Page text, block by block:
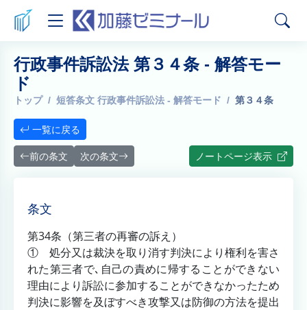
行政事件訴訟法 第３４条 - 解答モー
ド
トップ 短答条文 行政事件訴訟法 - 解答モード 第３４条
一覧に戻る
前の条文 次の条文 ノートページ表示
条文
第34条（第三者の再審の訴え）
① 処分又は裁決を取り消す判決により権利を害さ
れた第三者で､自己の責めに帰することができない
理由により訴訟に参加することができなかったため
判決に影響を及ぼすべき攻撃又は防御の方法を提出